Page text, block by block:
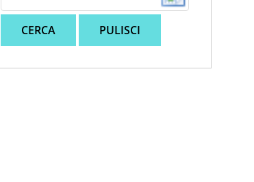
CERCA PULISCI